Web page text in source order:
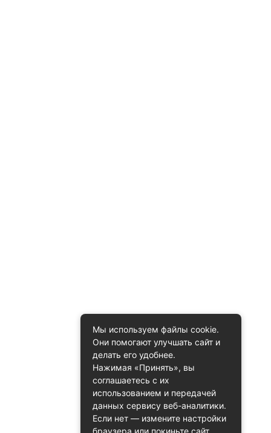
Мы используем файлы cookie.
Они помогают улучшать сайт и
делать его удобнее.
Нажимая «Принять», вы
соглашаетесь с их
использованием и передачей
данных сервису веб-аналитики.
Если нет — измените настройки
браузера или покиньте сайт.